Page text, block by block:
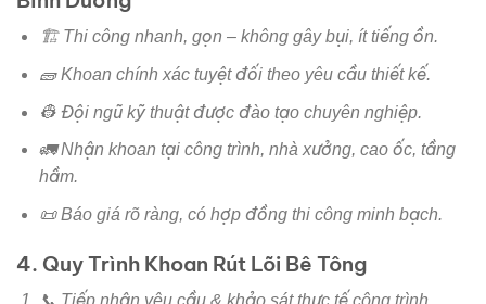
🏗️ Thi công nhanh, gọn – không gây bụi, ít tiếng ồn.
🧱 Khoan chính xác tuyệt đối theo yêu cầu thiết kế.
👷 Đội ngũ kỹ thuật được đào tạo chuyên nghiệp.
🚛 Nhận khoan tại công trình, nhà xưởng, cao ốc, tầng
hầm.
📜 Báo giá rõ ràng, có hợp đồng thi công minh bạch.
4. Quy Trình Khoan Rút Lõi Bê Tông